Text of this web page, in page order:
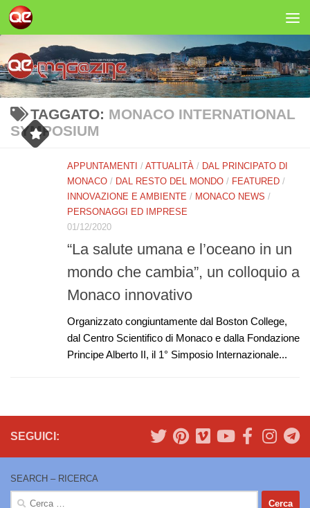
Salta al contenuto
TAGGATO: MONACO INTERNATIONAL
SYMPOSIUM
APPUNTAMENTI / ATTUALITÀ / DAL PRINCIPATO DI
MONACO / DAL RESTO DEL MONDO / FEATURED /
INNOVAZIONE E AMBIENTE / MONACO NEWS /
PERSONAGGI ED IMPRESE
01/12/2020
“La salute umana e l’oceano in un
mondo che cambia”, un colloquio a
Monaco innovativo
Organizzato congiuntamente dal Boston College,
dal Centro Scientifico di Monaco e dalla Fondazione
Principe Alberto II, il 1° Simposio Internazionale...
SEGUICI:
SEARCH – RICERCA
Ricerca